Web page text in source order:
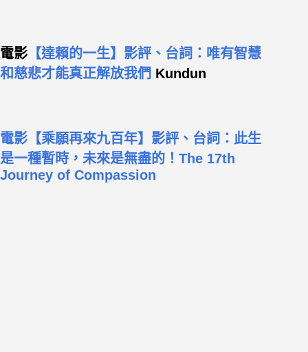
電影 【達賴的一生】影評、台詞：唯有智慧
和慈悲才能真正解放我們 Kundun
電影【乘願再來九百年】影評、台詞：此生
是一種暫時，未來是無盡的！The 17th
Journey of Compassion